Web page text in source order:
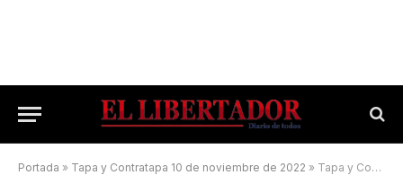
Portada » Tapa y Contratapa 10 de noviembre de 2022 » Tapa y Contratapa 5 de septiembre de 2024